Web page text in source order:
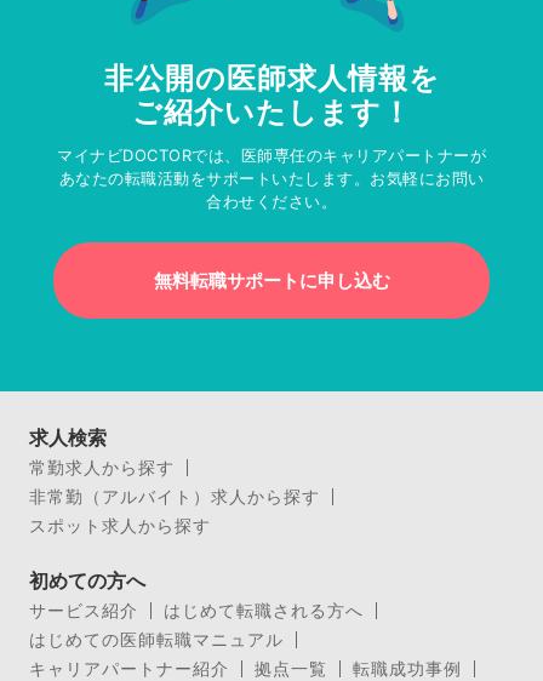
非公開の医師求人情報を
ご紹介いたします！
マイナビDOCTORでは、医師専任のキャリアパートナーが
あなたの転職活動をサポートいたします。お気軽にお問い
合わせください。
無料転職サポートに申し込む
求人検索
常勤求人から探す
非常勤（アルバイト）求人から探す
スポット求人から探す
初めての方へ
サービス紹介
はじめて転職される方へ
はじめての医師転職マニュアル
キャリアパートナー紹介
拠点一覧
転職成功事例